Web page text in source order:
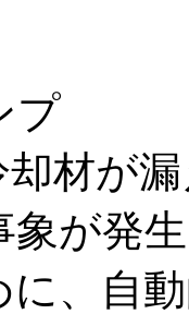
プ
材が
が発
に、自